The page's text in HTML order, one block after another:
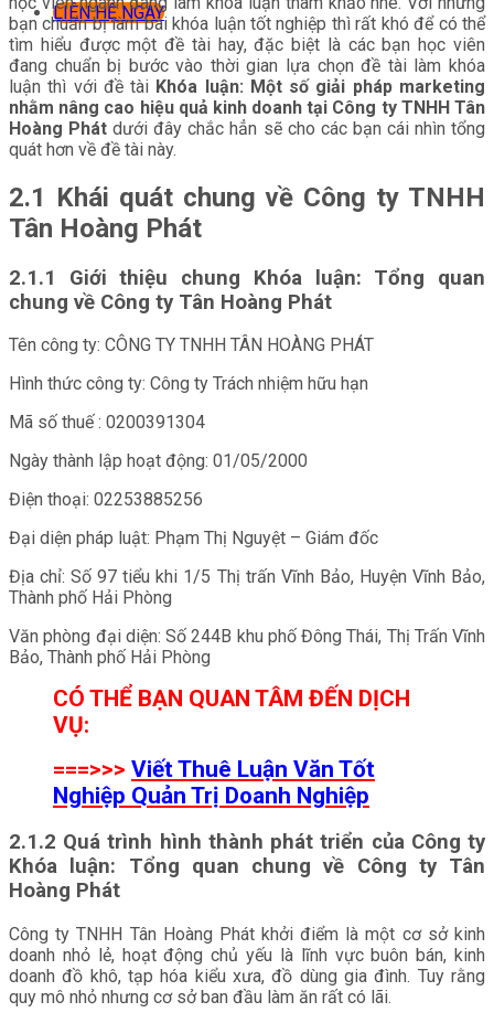
LIÊN HỆ NGAY
bạn chuẩn bị làm bài khóa luận tốt nghiệp thì rất khó để có thể
tìm hiểu được một đề tài hay, đặc biệt là các bạn học viên
đang chuẩn bị bước vào thời gian lựa chọn đề tài làm khóa
luận thì với đề tài Khóa luận: Một số giải pháp marketing
nhằm nâng cao hiệu quả kinh doanh tại Công ty TNHH Tân
Hoàng Phát dưới đây chắc hẳn sẽ cho các bạn cái nhìn tổng
quát hơn về đề tài này.
2.1 Khái quát chung về Công ty TNHH
Tân Hoàng Phát
2.1.1 Giới thiệu chung Khóa luận: Tổng quan
chung về Công ty Tân Hoàng Phát
Tên công ty: CÔNG TY TNHH TÂN HOÀNG PHÁT
Hình thức công ty: Công ty Trách nhiệm hữu hạn
Mã số thuế : 0200391304
Ngày thành lập hoạt động: 01/05/2000
Điện thoại: 02253885256
Đại diện pháp luật: Phạm Thị Nguyệt – Giám đốc
Địa chỉ: Số 97 tiểu khi 1/5 Thị trấn Vĩnh Bảo, Huyện Vĩnh Bảo,
Thành phố Hải Phòng
Văn phòng đại diện: Số 244B khu phố Đông Thái, Thị Trấn Vĩnh
Bảo, Thành phố Hải Phòng
CÓ THỂ BẠN QUAN TÂM ĐẾN DỊCH
VỤ:
===>>> Viết Thuê Luận Văn Tốt
Nghiệp Quản Trị Doanh Nghiệp
2.1.2 Quá trình hình thành phát triển của Công ty
Khóa luận: Tổng quan chung về Công ty Tân
Hoàng Phát
Công ty TNHH Tân Hoàng Phát khởi điểm là một cơ sở kinh
doanh nhỏ lẻ, hoạt động chủ yếu là lĩnh vực buôn bán, kinh
doanh đồ khô, tạp hóa kiểu xưa, đồ dùng gia đình. Tuy rằng
quy mô nhỏ nhưng cơ sở ban đầu làm ăn rất có lãi.